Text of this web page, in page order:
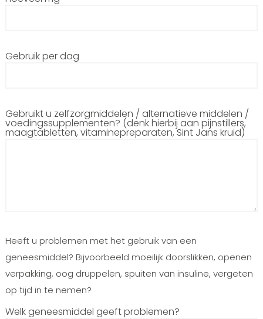
Gebruik per dag
Gebruikt u zelfzorgmiddelen / alternatieve middelen /
voedingssupplementen? (denk hierbij aan pijnstillers,
maagtabletten, vitaminepreparaten, Sint Jans kruid)
Heeft u problemen met het gebruik van een
geneesmiddel? Bijvoorbeeld moeilijk doorslikken, openen
verpakking, oog druppelen, spuiten van insuline, vergeten
op tijd in te nemen?
Welk geneesmiddel geeft problemen?